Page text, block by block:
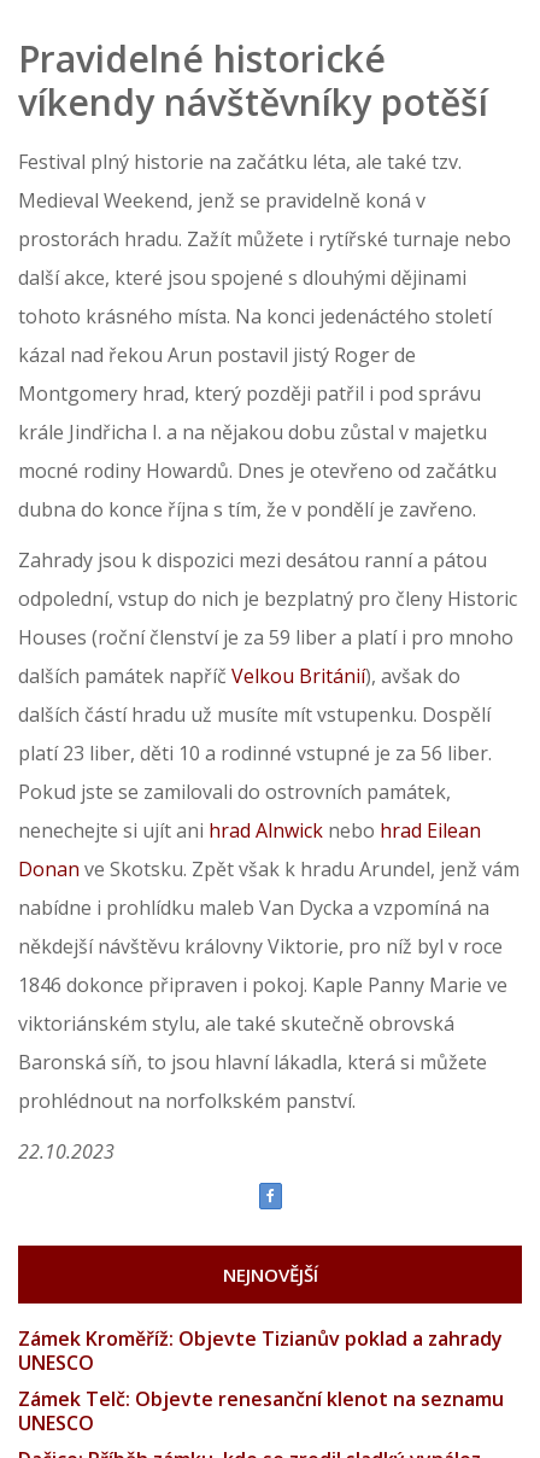
Pravidelné historické
víkendy návštěvníky potěší
Festival plný historie na začátku léta, ale také tzv.
Medieval Weekend, jenž se pravidelně koná v
prostorách hradu. Zažít můžete i rytířské turnaje nebo
další akce, které jsou spojené s dlouhými dějinami
tohoto krásného místa. Na konci jedenáctého století
kázal nad řekou Arun postavil jistý Roger de
Montgomery hrad, který později patřil i pod správu
krále Jindřicha I. a na nějakou dobu zůstal v majetku
mocné rodiny Howardů. Dnes je otevřeno od začátku
dubna do konce října s tím, že v pondělí je zavřeno.
Zahrady jsou k dispozici mezi desátou ranní a pátou
odpolední, vstup do nich je bezplatný pro členy Historic
Houses (roční členství je za 59 liber a platí i pro mnoho
dalších památek napříč Velkou Británií), avšak do
dalších částí hradu už musíte mít vstupenku. Dospělí
platí 23 liber, děti 10 a rodinné vstupné je za 56 liber.
Pokud jste se zamilovali do ostrovních památek,
nenechejte si ujít ani hrad Alnwick nebo hrad Eilean
Donan ve Skotsku. Zpět však k hradu Arundel, jenž vám
nabídne i prohlídku maleb Van Dycka a vzpomíná na
někdejší návštěvu královny Viktorie, pro níž byl v roce
1846 dokonce připraven i pokoj. Kaple Panny Marie ve
viktoriánském stylu, ale také skutečně obrovská
Baronská síň, to jsou hlavní lákadla, která si můžete
prohlédnout na norfolkském panství.
22.10.2023
NEJNOVĚJŠÍ
Zámek Kroměříž: Objevte Tizianův poklad a zahrady
UNESCO
Zámek Telč: Objevte renesanční klenot na seznamu
UNESCO